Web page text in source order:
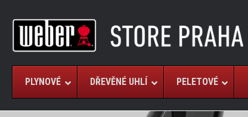
PLYNOVÉ DŘEVĚNÉ UHLÍ PELETOVÉ